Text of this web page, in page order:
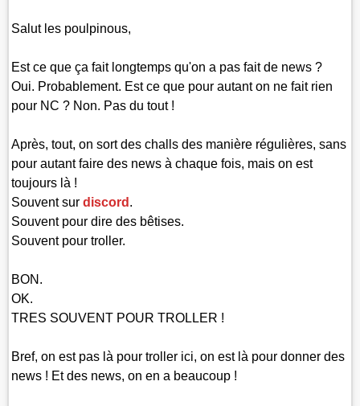
Salut les poulpinous,
Est ce que ça fait longtemps qu'on a pas fait de news ?
Oui. Probablement. Est ce que pour autant on ne fait rien
pour NC ? Non. Pas du tout !
Après, tout, on sort des challs des manière régulières, sans
pour autant faire des news à chaque fois, mais on est
toujours là !
Souvent surdiscord .
Souvent pour dire des bêtises.
Souvent pour troller.
BON.
OK.
TRES SOUVENT POUR TROLLER !
Bref, on est pas là pour troller ici, on est là pour donner des
news ! Et des news, on en a beaucoup !